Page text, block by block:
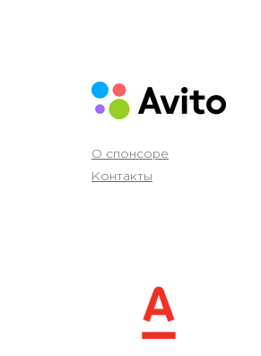
О спонсоре
Контакты